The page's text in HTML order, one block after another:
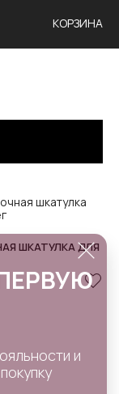
КОРЗИНА
ШКАТУЛКА ДЛЯ
и